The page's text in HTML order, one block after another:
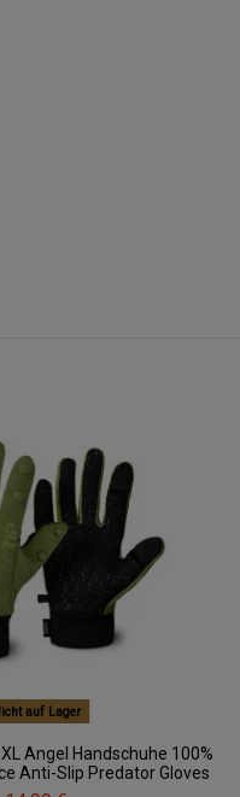
auf Lager
Angel Handschuhe 100%
Anti-Slip Predator Gloves